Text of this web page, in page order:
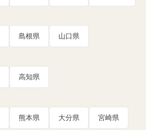
島根県 山口県
高知県
熊本県 大分県 宮崎県